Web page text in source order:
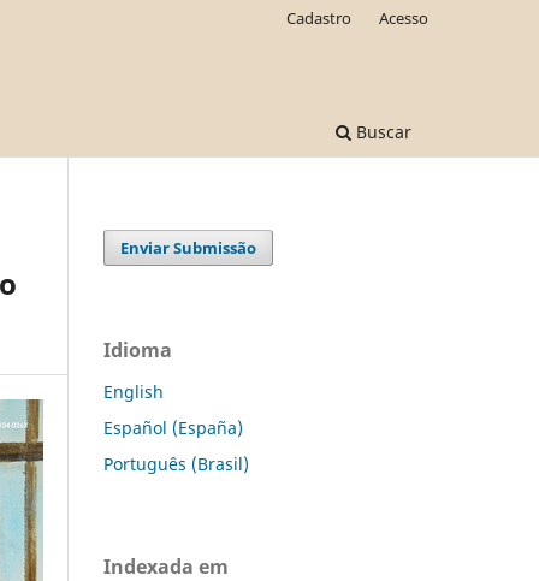
Buscar
Cadastro Acesso
Enviar Submissão
Idioma
English
Español (España)
Português (Brasil)
Indexada em